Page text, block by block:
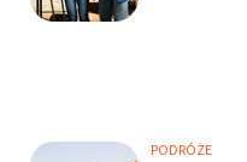
PODRÓŻE